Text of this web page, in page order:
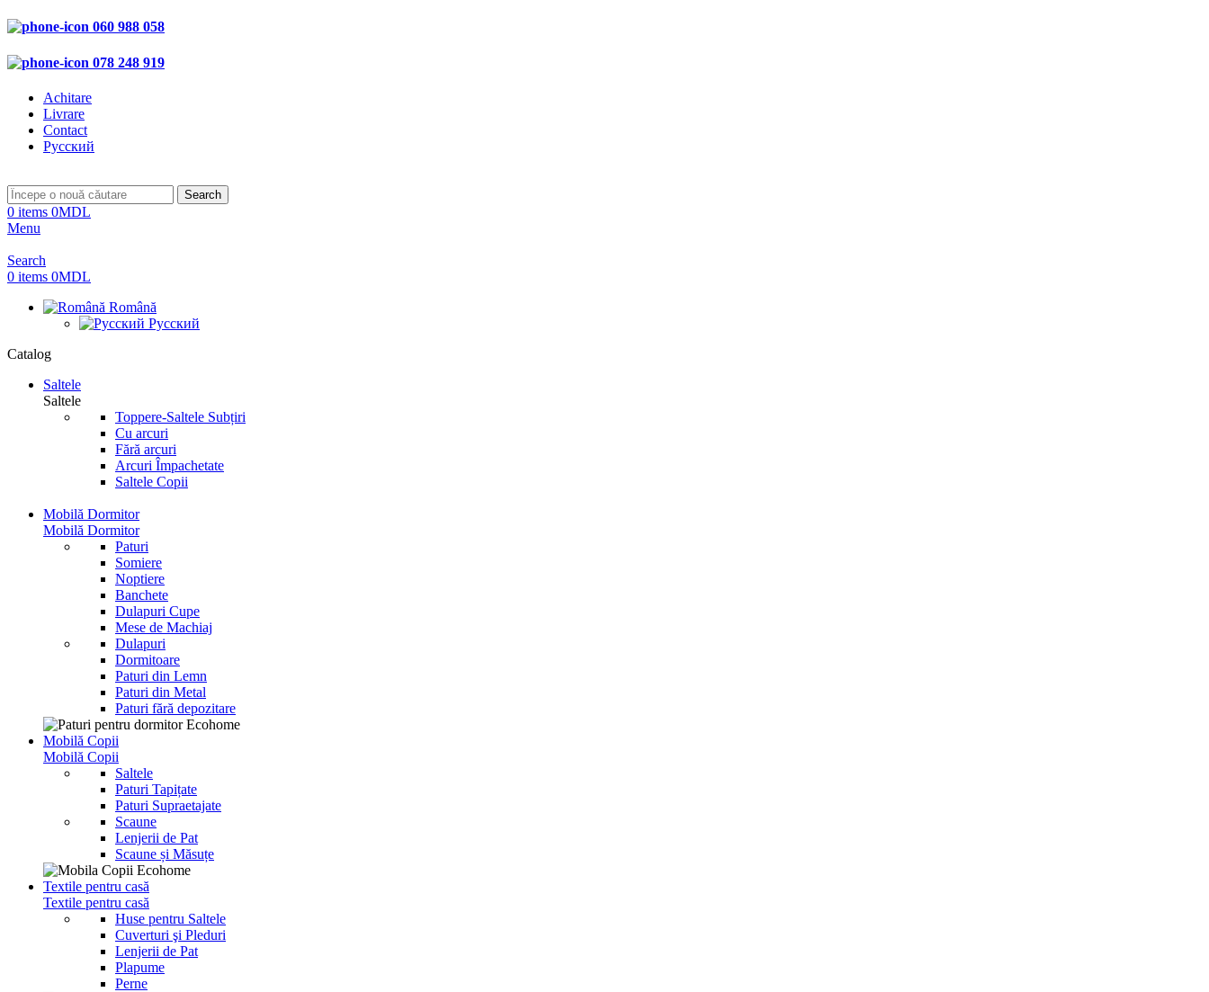
060 988 058
078 248 919
Achitare
Livrare
Contact
Русский
Search
0 items 0MDL
Menu
Search
0 items 0MDL
Română
Русский
Catalog
Saltele
Saltele
Toppere-Saltele Subțiri
Cu arcuri
Fără arcuri
Arcuri Împachetate
Saltele Copii
Mobilă Dormitor
Mobilă Dormitor
Paturi
Somiere
Noptiere
Banchete
Dulapuri Cupe
Mese de Machiaj
Dulapuri
Dormitoare
Paturi din Lemn
Paturi din Metal
Paturi fără depozitare
Mobilă Copii
Mobilă Copii
Saltele
Paturi Tapițate
Paturi Supraetajate
Scaune
Lenjerii de Pat
Scaune și Măsuțe
Textile pentru casă
Textile pentru casă
Huse pentru Saltele
Cuverturi şi Pleduri
Lenjerii de Pat
Plapume
Perne